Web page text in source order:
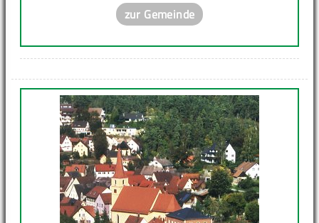
zur Gemeinde